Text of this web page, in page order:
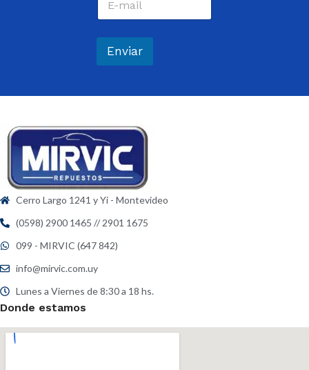
*
r
r
t
r
ó
n
i
c
o
*
Enviar
Cerro Largo 1241 y Yi - Montevideo
(0598) 2900 1465 // 2901 1675
099 - MIRVIC (647 842)
info@mirvic.com.uy
Lunes a Viernes de 8:30 a 18 hs.
Donde estamos